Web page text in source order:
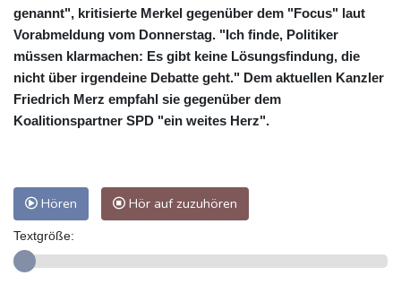
genannt", kritisierte Merkel gegenüber dem "Focus" laut
Vorabmeldung vom Donnerstag. "Ich finde, Politiker
müssen klarmachen: Es gibt keine Lösungsfindung, die
nicht über irgendeine Debatte geht." Dem aktuellen Kanzler
Friedrich Merz empfahl sie gegenüber dem
Koalitionspartner SPD "ein weites Herz".
Hören Hör auf zuzuhören
Textgröße: